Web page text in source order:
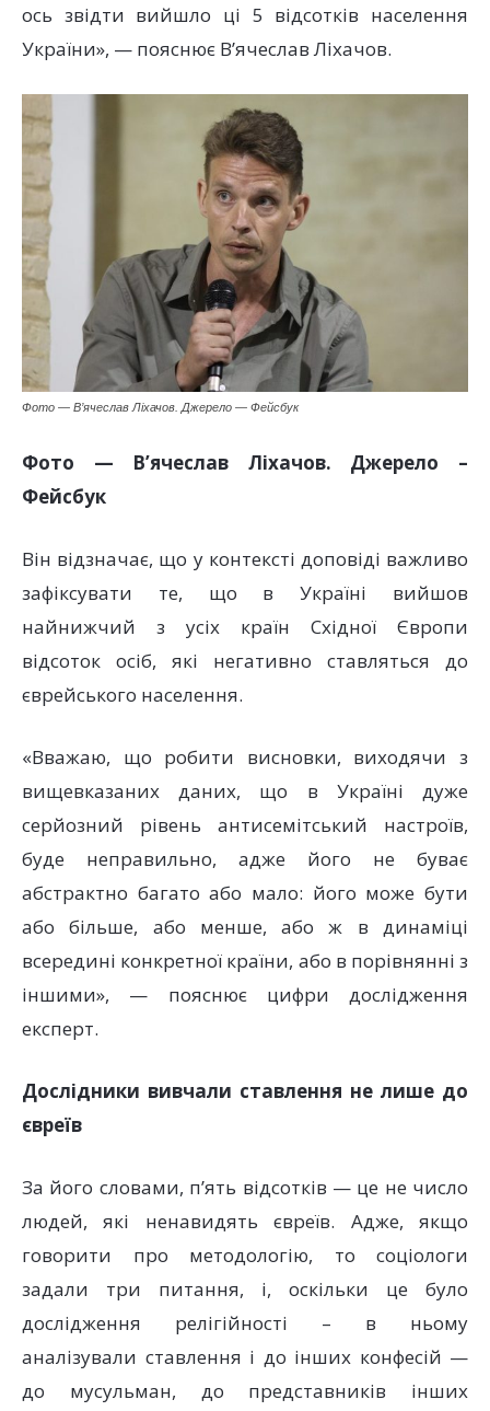
ось звідти вийшло ці 5 відсотків населення
України», — пояснює В’ячеслав Ліхачов.
Фото — В’ячеслав Ліхачов. Джерело — Фейсбук
Фото — В’ячеслав Ліхачов. Джерело –
Фейсбук
Він відзначає, що у контексті доповіді важливо
зафіксувати те, що в Україні вийшов
найнижчий з усіх країн Східної Європи
відсоток осіб, які негативно ставляться до
єврейського населення.
«Вважаю, що робити висновки, виходячи з
вищевказаних даних, що в Україні дуже
серйозний рівень антисемітський настроїв,
буде неправильно, адже його не буває
абстрактно багато або мало: його може бути
або більше, або менше, або ж в динаміці
всередині конкретної країни, або в порівнянні з
іншими», — пояснює цифри дослідження
експерт.
Дослідники вивчали ставлення не лише до
євреїв
За його словами, п’ять відсотків — це не число
людей, які ненавидять євреїв. Адже, якщо
говорити про методологію, то соціологи
задали три питання, і, оскільки це було
дослідження релігійності – в ньому
аналізували ставлення і до інших конфесій —
до мусульман, до представників інших